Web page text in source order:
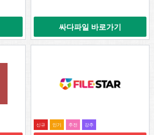
싸다파일 바로가기
신규 인기 추전 강추